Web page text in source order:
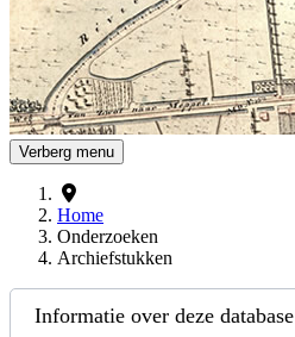
Verberg menu
Home
Onderzoeken
Archiefstukken
Informatie over deze database